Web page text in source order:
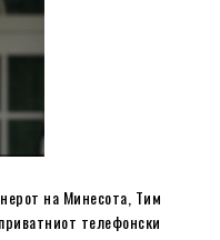
на Минесота, Тим
телефонски